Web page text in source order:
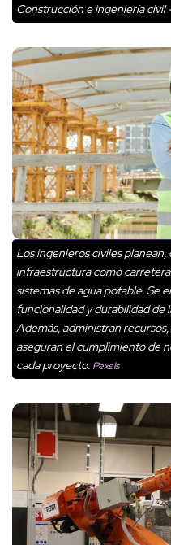
Construcción e ingeniería civil
Los ingenieros civiles
infraestructura como
sistemas de agua potable. Se
funcionalidad y durabilidad de
Además, administran
aseguran el cumplimiento de
cada proyecto. Pexels